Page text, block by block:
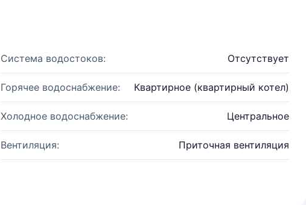
Система водостоков: Отсутствует
Горячее водоснабжение: Квартирное (квартирный котел)
Холодное водоснабжение: Центральное
Вентиляция: Приточная вентиляция